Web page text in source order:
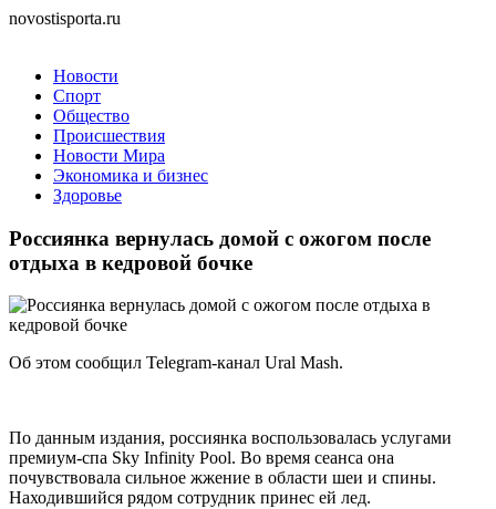
novostisporta.ru
Новости
Спорт
Общество
Происшествия
Новости Мира
Экономика и бизнес
Здоровье
Россиянка вернулась домой с ожогом после
отдыха в кедровой бочке
Об этом сообщил Telegram-канал Ural Mash.
По данным издания, россиянка воспользовалась услугами
премиум-спа Sky Infinity Pool. Во время сеанса она
почувствовала сильное жжение в области шеи и спины.
Находившийся рядом сотрудник принес ей лед.